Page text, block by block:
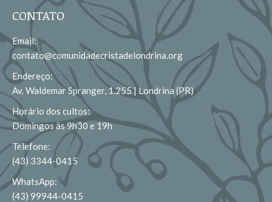
CONTATO
Email:
contato@comunidadecristadelondrina.org
Endereço:
Av. Waldemar Spranger, 1.255 | Londrina (PR)
Horário dos cultos:
Domingos às 9h30 e 19h
Telefone:
(43) 3344-0415
WhatsApp:
(43) 99944-0415